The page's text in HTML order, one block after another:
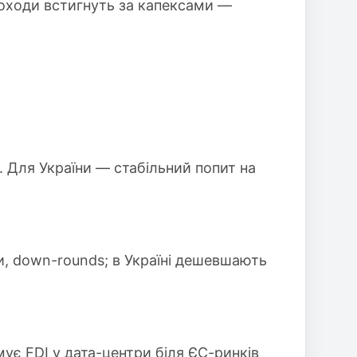
встигнуть за капексами —
Для України — стабільний попит на
down-rounds; в Україні дешевшають
FDI у дата-центри біля ЄС-ринків